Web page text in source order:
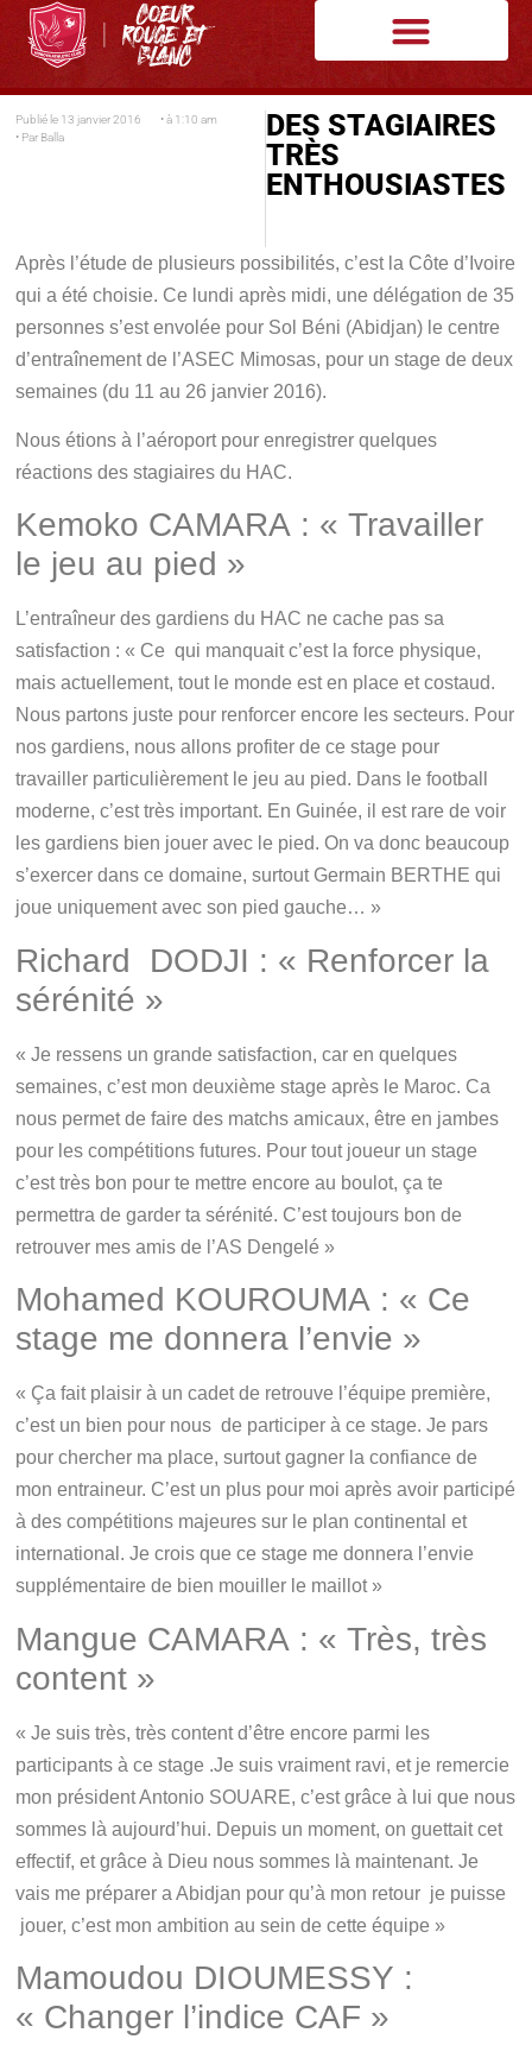
Publié le 13 janvier 2016 • à 1:10 am
• Par Balla
DES STAGIAIRES
TRÈS
ENTHOUSIASTES
Après l’étude de plusieurs possibilités, c’est la Côte d’Ivoire
qui a été choisie. Ce lundi après midi, une délégation de 35
personnes s’est envolée pour Sol Béni (Abidjan) le centre
d’entraînement de l’ASEC Mimosas, pour un stage de deux
semaines (du 11 au 26 janvier 2016).
Nous étions à l’aéroport pour enregistrer quelques
réactions des stagiaires du HAC.
Kemoko CAMARA : « Travailler
le jeu au pied »
L’entraîneur des gardiens du HAC ne cache pas sa
satisfaction : « Ce qui manquait c’est la force physique,
mais actuellement, tout le monde est en place et costaud.
Nous partons juste pour renforcer encore les secteurs. Pour
nos gardiens, nous allons profiter de ce stage pour
travailler particulièrement le jeu au pied. Dans le football
moderne, c’est très important. En Guinée, il est rare de voir
les gardiens bien jouer avec le pied. On va donc beaucoup
s’exercer dans ce domaine, surtout Germain BERTHE qui
joue uniquement avec son pied gauche… »
Richard DODJI : « Renforcer la
sérénité »
« Je ressens un grande satisfaction, car en quelques
semaines, c’est mon deuxième stage après le Maroc. Ca
nous permet de faire des matchs amicaux, être en jambes
pour les compétitions futures. Pour tout joueur un stage
c’est très bon pour te mettre encore au boulot, ça te
permettra de garder ta sérénité. C’est toujours bon de
retrouver mes amis de l’AS Dengelé »
Mohamed KOUROUMA : « Ce
stage me donnera l’envie »
« Ça fait plaisir à un cadet de retrouve l’équipe première,
c’est un bien pour nous de participer à ce stage. Je pars
pour chercher ma place, surtout gagner la confiance de
mon entraineur. C’est un plus pour moi après avoir participé
à des compétitions majeures sur le plan continental et
international. Je crois que ce stage me donnera l’envie
supplémentaire de bien mouiller le maillot »
Mangue CAMARA : « Très, très
content »
« Je suis très, très content d’être encore parmi les
participants à ce stage .Je suis vraiment ravi, et je remercie
mon président Antonio SOUARE, c’est grâce à lui que nous
sommes là aujourd’hui. Depuis un moment, on guettait cet
effectif, et grâce à Dieu nous sommes là maintenant. Je
vais me préparer a Abidjan pour qu’à mon retour je puisse
jouer, c’est mon ambition au sein de cette équipe »
Mamoudou DIOUMESSY :
« Changer l’indice CAF »